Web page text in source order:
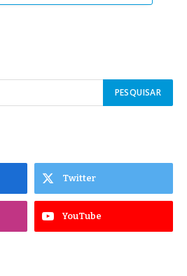
Twitter
YouTube